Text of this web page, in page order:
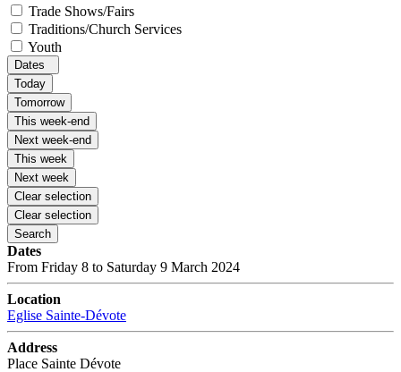
Trade Shows/Fairs
Traditions/Church Services
Youth
Dates
Today
Tomorrow
This week-end
Next week-end
This week
Next week
Clear selection
Clear selection
Search
Dates
From Friday 8 to Saturday 9 March 2024
Location
Eglise Sainte-Dévote
Address
Place Sainte Dévote